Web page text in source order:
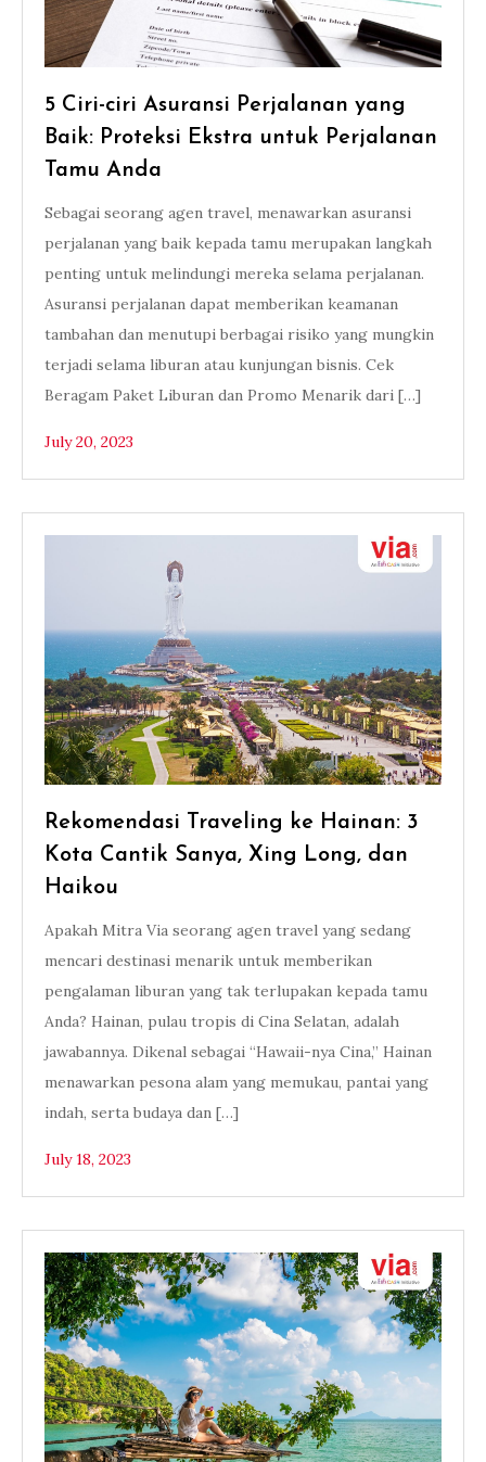
5 Ciri-ciri Asuransi Perjalanan yang
Baik: Proteksi Ekstra untuk Perjalanan
Tamu Anda
Sebagai seorang agen travel, menawarkan asuransi
perjalanan yang baik kepada tamu merupakan langkah
penting untuk melindungi mereka selama perjalanan.
Asuransi perjalanan dapat memberikan keamanan
tambahan dan menutupi berbagai risiko yang mungkin
terjadi selama liburan atau kunjungan bisnis. Cek
Beragam Paket Liburan dan Promo Menarik dari […]
July 20, 2023
Rekomendasi Traveling ke Hainan: 3
Kota Cantik Sanya, Xing Long, dan
Haikou
Apakah Mitra Via seorang agen travel yang sedang
mencari destinasi menarik untuk memberikan
pengalaman liburan yang tak terlupakan kepada tamu
Anda? Hainan, pulau tropis di Cina Selatan, adalah
jawabannya. Dikenal sebagai “Hawaii-nya Cina,” Hainan
menawarkan pesona alam yang memukau, pantai yang
indah, serta budaya dan […]
July 18, 2023